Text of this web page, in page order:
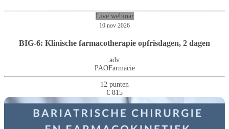
Live webinar
10 nov 2026
BIG-6: Klinische farmacotherapie opfrisdagen, 2 dagen
adv
PAOFarmacie
12 punten
€ 815